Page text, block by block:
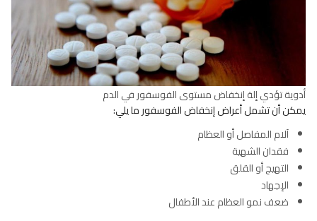
أدوية تؤدي إلة إنخفاض مستوى الفوسفور في الدم
يمكن أن تشمل أعراض إنخفاض الفوسفور ما يلي:
آلام المفاصل أو العظام
فقدان الشهية
التهيج أو القلق
الإجهاد
ضعف نمو العظام عند الأطفال